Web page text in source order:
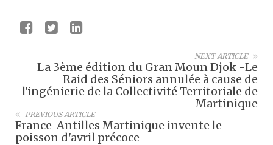
NEXT ARTICLE
La 3ème édition du Gran Moun Djok -Le
Raid des Séniors annulée à cause de
l'ingénierie de la Collectivité Territoriale de
Martinique
PREVIOUS ARTICLE
France-Antilles Martinique invente le
poisson d'avril précoce